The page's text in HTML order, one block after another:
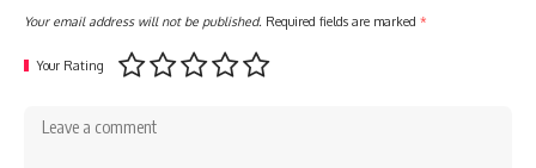
Your email address will not be published. Required fields are marked *
Your Rating